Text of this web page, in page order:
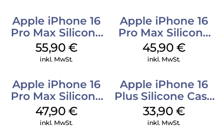
Apple iPhone 16
Pro Max Silicone
Case MagSafe
Stone Gray
55,90 €
inkl. MwSt.
Apple iPhone 16
Pro Max Silicone
Case MagSafe
Ultramarine
45,90 €
inkl. MwSt.
Apple iPhone 16
Pro Max Silicone
Case MagSafe
Black
47,90 €
inkl. MwSt.
Apple iPhone 16
Plus Silicone Case
MagSafe Lake
Green
33,90 €
inkl. MwSt.